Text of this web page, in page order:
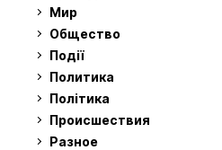
Мир
Общество
Події
Политика
Політика
Происшествия
Разное